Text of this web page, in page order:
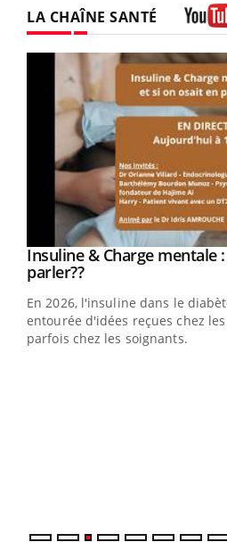
LA CHAÎNE SANTÉ
Youtube
Insuline & Charge mentale
parler??Youtube
En 2026, l'insuline dans le
entourée d'idées reçues chez
parfois chez les soignants.